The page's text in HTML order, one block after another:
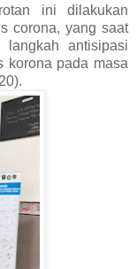
ini dilakukan
corona, yang saat
antisipasi
korona pada masa